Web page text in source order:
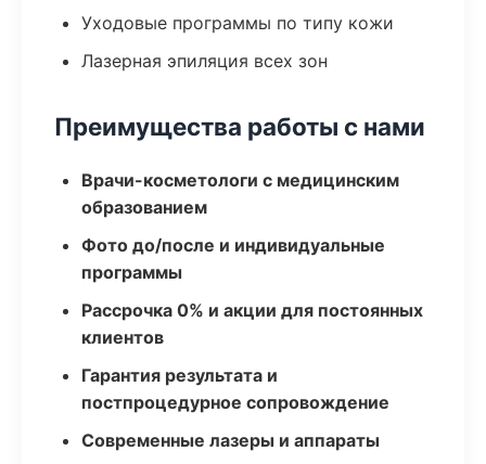
Уходовые программы по типу кожи
Лазерная эпиляция всех зон
Преимущества работы с нами
Врачи-косметологи с медицинским
образованием
Фото до/после и индивидуальные
программы
Рассрочка 0% и акции для постоянных
клиентов
Гарантия результата и
постпроцедурное сопровождение
Современные лазеры и аппараты